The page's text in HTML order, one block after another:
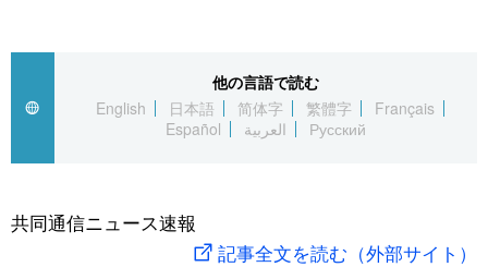
العربية
社会
旅と暮らし
社会
文化
科学・技術
暮らし
お知らせ
他の言語で読む
English
日本語 简体字 繁體字
Français
Español
العربية Русский
共同通信ニュース速報
記事全文を読む（外部サイト）